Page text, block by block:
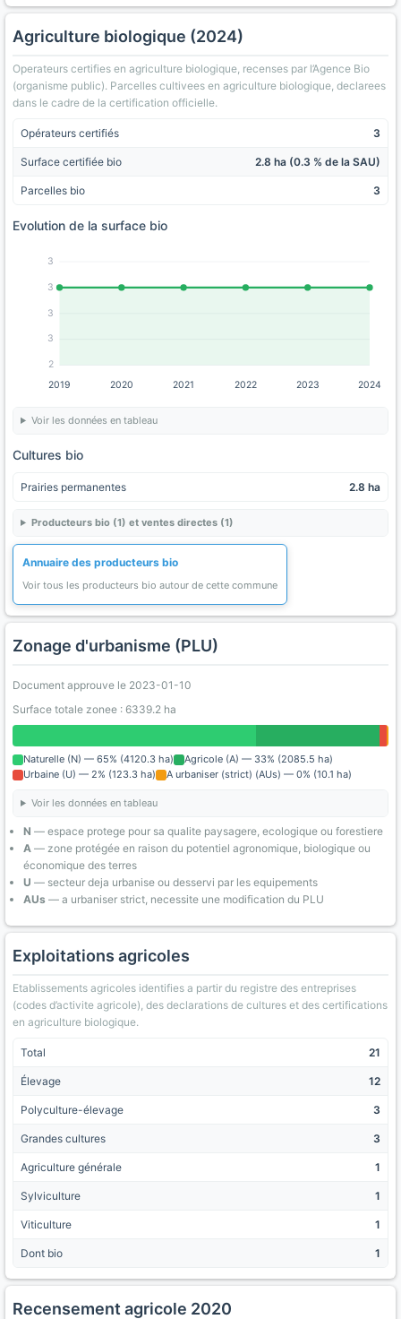
Agriculture biologique (2024)
Operateurs certifies en agriculture biologique, recenses par l’Agence Bio
(organisme public). Parcelles cultivees en agriculture biologique, declarees
dans le cadre de la certification officielle.
Opérateurs certifiés 3
Surface certifiée bio 2.8 ha (0.3 % de la SAU)
Parcelles bio 3
Evolution de la surface bio
2
3
3
3
3
2019 2020 2021 2022 2023 2024
Voir les données en tableau
Cultures bio
Prairies permanentes 2.8 ha
Producteurs bio (1) et ventes directes (1)
Annuaire des producteurs bio
Voir tous les producteurs bio autour de cette commune
Zonage d'urbanisme (PLU)
Document approuve le 2023-01-10
Surface totale zonee : 6339.2 ha
Naturelle (N) — 65% (4120.3 ha)
Agricole (A) — 33% (2085.5 ha)
Urbaine (U) — 2% (123.3 ha)
A urbaniser (strict) (AUs) — 0% (10.1 ha)
Voir les données en tableau
N — espace protege pour sa qualite paysagere, ecologique ou forestiere
A — zone protégée en raison du potentiel agronomique, biologique ou
économique des terres
U — secteur deja urbanise ou desservi par les equipements
AUs — a urbaniser strict, necessite une modification du PLU
Exploitations agricoles
Etablissements agricoles identifies a partir du registre des entreprises
(codes d’activite agricole), des declarations de cultures et des certifications
en agriculture biologique.
Total 21
Élevage 12
Polyculture-élevage 3
Grandes cultures 3
Agriculture générale 1
Sylviculture 1
Viticulture 1
Dont bio 1
Recensement agricole 2020